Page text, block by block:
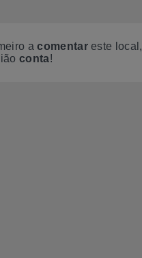
acomentareste local,
conta!